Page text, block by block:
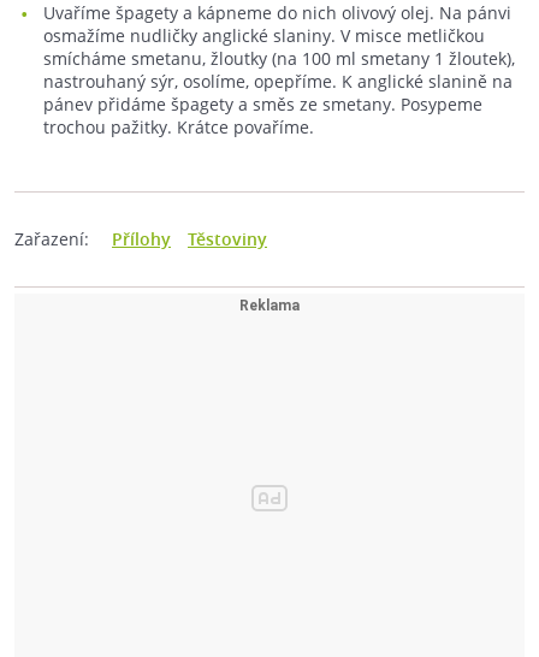
Uvaříme špagety a kápneme do nich olivový olej. Na pánvi
osmažíme nudličky anglické slaniny. V misce metličkou
smícháme smetanu, žloutky (na 100 ml smetany 1 žloutek),
nastrouhaný sýr, osolíme, opepříme. K anglické slanině na
pánev přidáme špagety a směs ze smetany. Posypeme
trochou pažitky. Krátce povaříme.
Zařazení: Přílohy Těstoviny